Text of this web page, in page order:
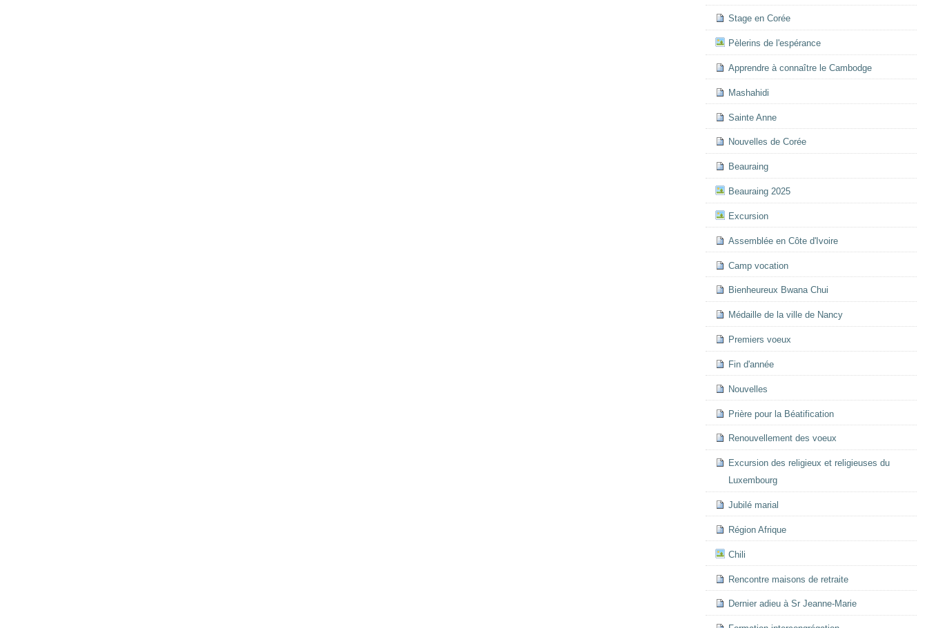
Stage en Corée
Pèlerins de l'espérance
Apprendre à connaître le Cambodge
Mashahidi
Sainte Anne
Nouvelles de Corée
Beauraing
Beauraing 2025
Excursion
Assemblée en Côte d'Ivoire
Camp vocation
Bienheureux Bwana Chui
Médaille de la ville de Nancy
Premiers voeux
Fin d'année
Nouvelles
Prière pour la Béatification
Renouvellement des voeux
Excursion des religieux et religieuses du
Luxembourg
Jubilé marial
Région Afrique
Chili
Rencontre maisons de retraite
Dernier adieu à Sr Jeanne-Marie